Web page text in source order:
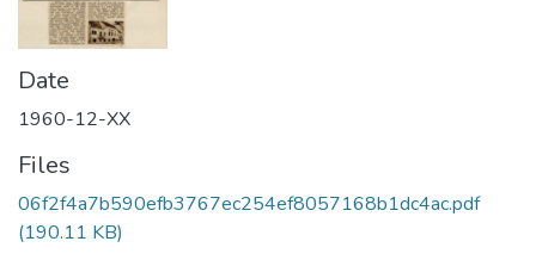
Date
1960-12-XX
Files
06f2f4a7b590efb3767ec254ef8057168b1dc4ac.pdf
(190.11 KB)